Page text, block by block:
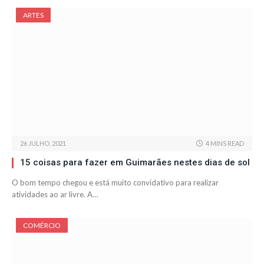
ARTES
26 JULHO, 2021 4 MINS READ
15 coisas para fazer em Guimarães nestes dias de sol
O bom tempo chegou e está muito convidativo para realizar
atividades ao ar livre. A…
COMÉRCIO